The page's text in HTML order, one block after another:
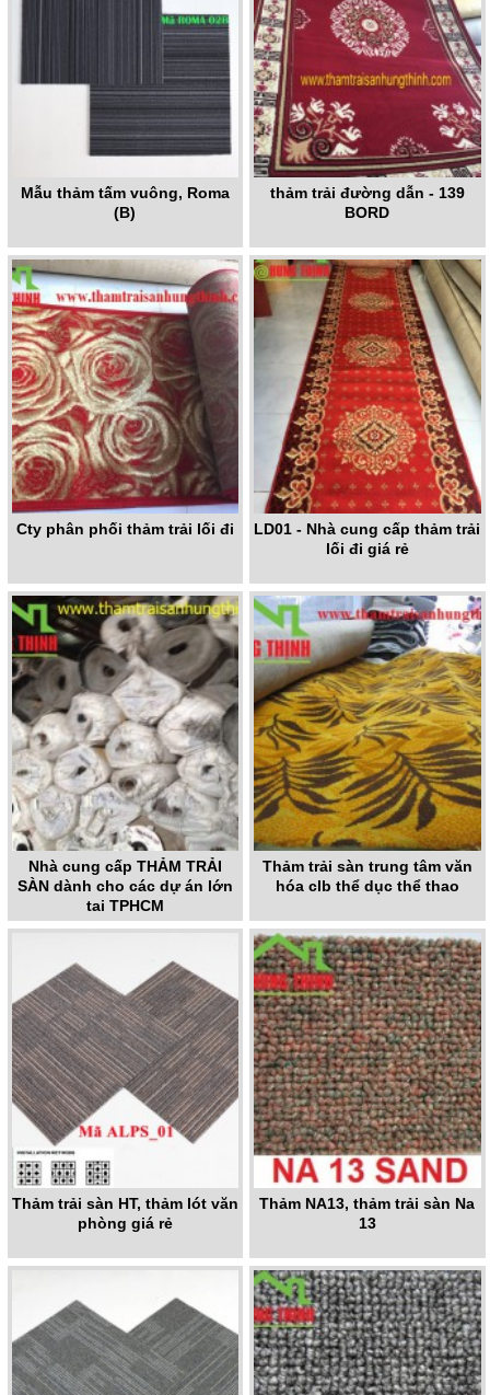
Mẫu thảm tấm vuông, Roma
(B)
thảm trải đường dẫn - 139
BORD
Cty phân phối thảm trải lối đi
LD01 - Nhà cung cấp thảm trải
lối đi giá rẻ
Nhà cung cấp THẢM TRẢI
SÀN dành cho các dự án lớn
tại TPHCM
Thảm trải sàn trung tâm văn
hóa clb thể dục thể thao
Thảm trải sàn HT, thảm lót văn
phòng giá rẻ
Thảm NA13, thảm trải sàn Na
13